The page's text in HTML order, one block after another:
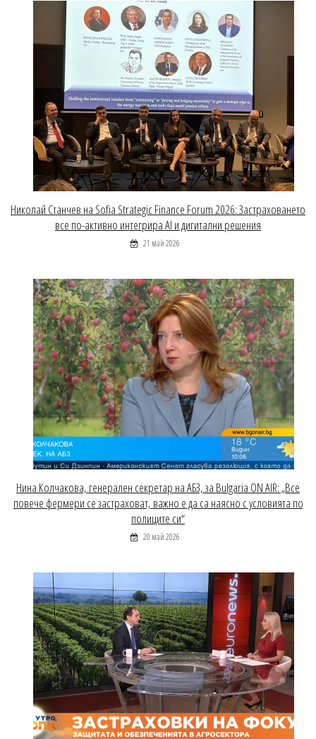
Николай Станчев на Sofia Strategic Finance Forum 2026: Застраховането
все по-активно интегрира AI и дигитални решения
21 май 2026
Нина Колчакова, генерален секретар на АБЗ, за Bulgaria ON AIR: „Все
повече фермери се застраховат, важно е да са наясно с условията по
полиците си“
20 май 2026